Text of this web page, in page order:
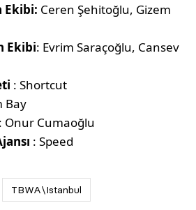
Ekibi: Ceren Şehitoğlu, Gizem
Ekibi: Evrim Saraçoğlu, Cansev
: Shortcut
Bay
: Onur Cumaoğlu
: Speed
TBWA\Istanbul